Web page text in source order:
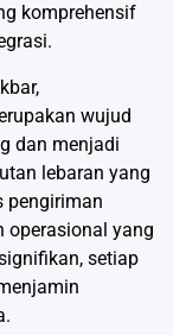
komprehensif
wujud
dan menjadi
lebaran yang
pengiriman
operasional yang
setiap